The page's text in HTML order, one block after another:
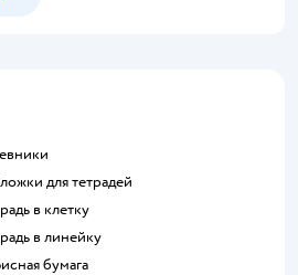
для тетрадей
в клетку
в линейку
бумага